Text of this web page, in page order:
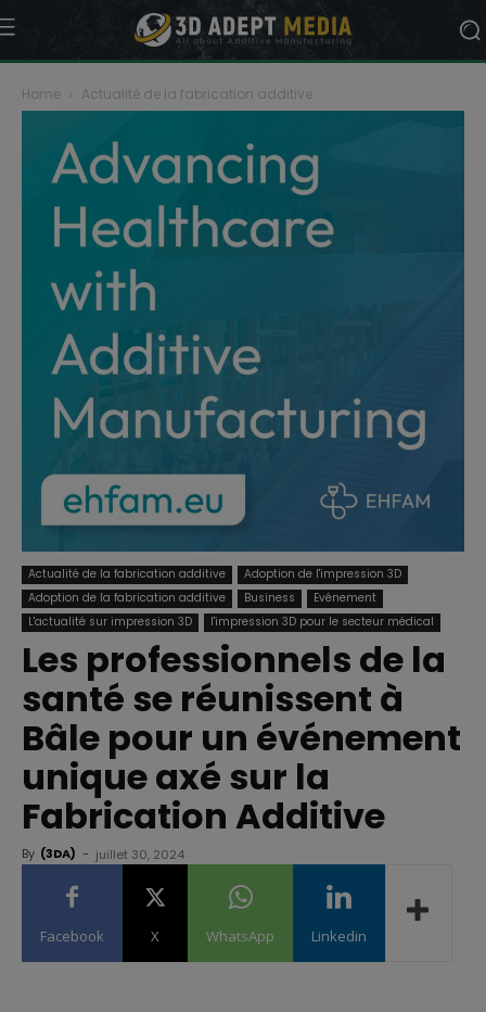
Home Actualité de la fabrication additive
Actualité de la fabrication additive
Adoption de l'impression 3D
Adoption de la fabrication additive
Business
Evénement
L'actualité sur impression 3D
l'impression 3D pour le secteur médical
Les professionnels de la
santé se réunissent à
Bâle pour un événement
unique axé sur la
Fabrication Additive
By (3DA) - juillet 30, 2024
Facebook X WhatsApp Linkedin